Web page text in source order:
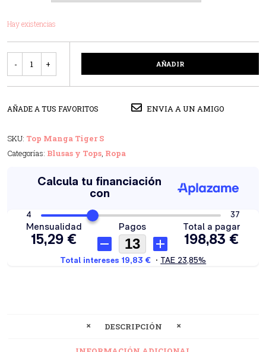
Hay existencias
AÑADIR
AÑADE A TUS FAVORITOS ENVIA A UN AMIGO
SKU: Top Manga Tiger S
Categorías: Blusas y Tops, Ropa
DESCRIPCIÓN